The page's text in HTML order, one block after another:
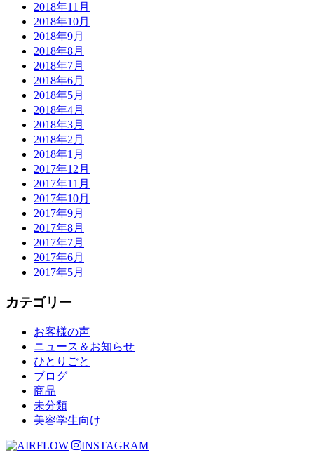
2018年11月
2018年10月
2018年9月
2018年8月
2018年7月
2018年6月
2018年5月
2018年4月
2018年3月
2018年2月
2018年1月
2017年12月
2017年11月
2017年10月
2017年9月
2017年8月
2017年7月
2017年6月
2017年5月
カテゴリー
お客様の声
ニュース＆お知らせ
ひとりごと
ブログ
商品
未分類
美容学生向け
INSTAGRAM